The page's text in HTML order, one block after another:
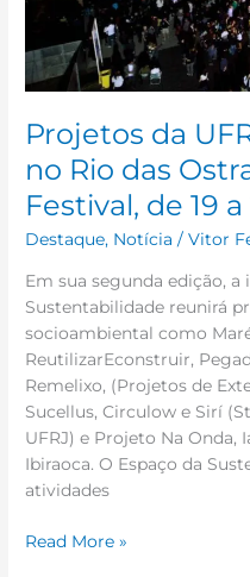
Projetos da
no Rio das
Festival, de 19
Destaque, Notícia /Vitor
Em sua segunda edição, a
Sustentabilidade reunirá
socioambiental como
ReutilizarEconstruir,
Remelixo, (Projetos de
Sucellus, Circulow e Sirí
UFRJ) e Projeto Na
Ibiraoca. O Espaço da
atividades
Jazz&Blues
Festival,
de
19
a
22
de
junho
Read More »